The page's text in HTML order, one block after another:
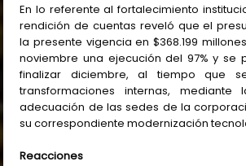
En lo referente al fortalecimiento
rendición de cuentas reveló que el
la presente vigencia en $368.199
noviembre una ejecución del 97% y se
finalizar diciembre, al tiempo que
transformaciones internas, mediante
adecuación de las sedes de la
su correspondiente modernización
Reacciones